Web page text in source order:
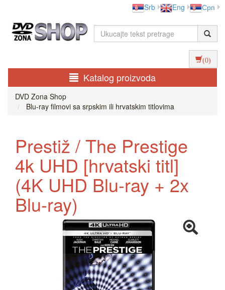
Srb Eng Срп
(0)
Katalog proizvoda
DVD Zona Shop
Blu-ray filmovi sa srpskim ili hrvatskim titlovima
Prestiž / The Prestige
4k UHD [hrvatski titl]
(4K UHD Blu-ray + 2x
Blu-ray)